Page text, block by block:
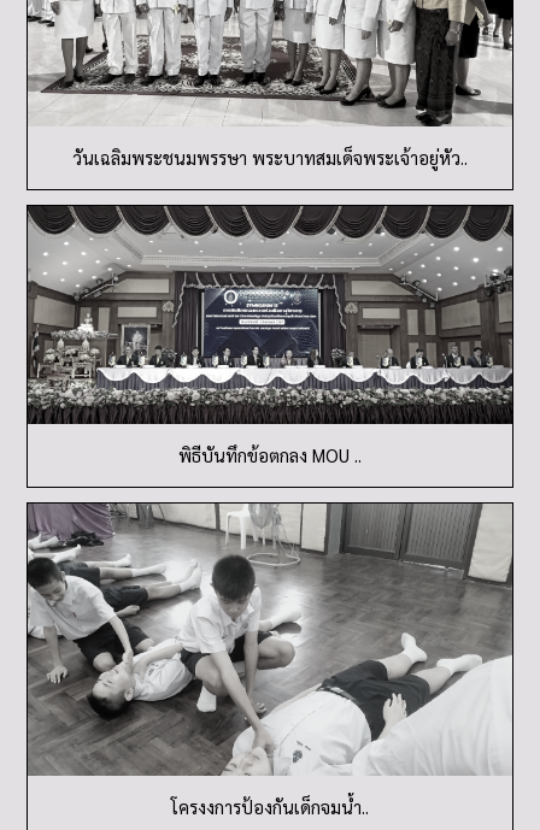
วันเฉลิมพระชนมพรรษา พระบาทสมเด็จพระเจ้าอยู่หัว..
พิธีบันทึกข้อตกลง MOU ..
โครงงการป้องกันเด็กจมน้ำ..